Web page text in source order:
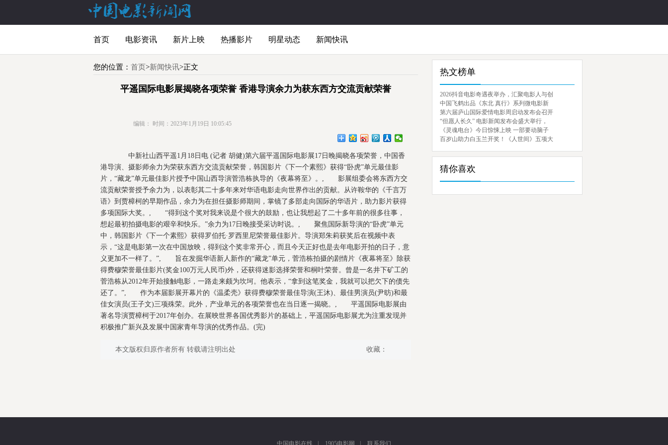
首页 电影资讯 新片上映 热播影片 明星动态 新闻快讯
您的位置： 首页>新闻快讯>正文
平遥国际电影展揭晓各项荣誉 香港导演余力为获东西方交流贡献荣誉
编辑： 时间：2023年1月19日 10:05:45
中新社山西平遥1月18日电 (记者 胡健)第六届平遥国际电影展17日晚揭晓各项荣誉，中国香
港导演、摄影师余力为荣获东西方交流贡献荣誉，韩国影片《下一个素熙》获得“卧虎”单元最佳影
片，“藏龙”单元最佳影片授予中国山西导演菅浩栋执导的《夜幕将至》。, 影展组委会将东西方交
流贡献荣誉授予余力为，以表彰其二十多年来对华语电影走向世界作出的贡献。从许鞍华的《千言万
语》到贾樟柯的早期作品，余力为在担任摄影师期间，掌镜了多部走向国际的华语片，助力影片获得
多项国际大奖。, “得到这个奖对我来说是个很大的鼓励，也让我想起了二十多年前的很多往事，
想起最初拍摄电影的艰辛和快乐。”余力为17日晚接受采访时说。, 聚焦国际新导演的“卧虎”单元
中，韩国影片《下一个素熙》获得罗伯托·罗西里尼荣誉最佳影片。导演郑朱莉获奖后在视频中表
示，“这是电影第一次在中国放映，得到这个奖非常开心，而且今天正好也是去年电影开拍的日子，意
义更加不一样了。”, 旨在发掘华语新人新作的“藏龙”单元，菅浩栋拍摄的剧情片《夜幕将至》除获
得费穆荣誉最佳影片(奖金100万元人民币)外，还获得迷影选择荣誉和桐叶荣誉。曾是一名井下矿工的
菅浩栋从2012年开始接触电影，一路走来颇为坎坷。他表示，“拿到这笔奖金，我就可以把欠下的债先
还了。”, 作为本届影展开幕片的《温柔壳》获得费穆荣誉最佳导演(王沐)、最佳男演员(尹昉)和最
佳女演员(王子文)三项殊荣。此外，产业单元的各项荣誉也在当日逐一揭晓。, 平遥国际电影展由
著名导演贾樟柯于2017年创办。在展映世界各国优秀影片的基础上，平遥国际电影展尤为注重发现并
积极推广新兴及发展中国家青年导演的优秀作品。(完)
本文版权归原作者所有 转载请注明出处 收藏：
热文榜单
2026抖音电影奇遇夜举办，汇聚电影人与创
中国飞鹤出品《东北 真行》系列微电影新
第六届庐山国际爱情电影周启动发布会召开
“但愿人长久” 电影新闻发布会盛大举行，
《灵魂电台》今日惊悚上映 一部要动脑子
百岁山助力白玉兰开奖！《人世间》五项大
猜你喜欢
中国电影在线 1905电影网 联系我们